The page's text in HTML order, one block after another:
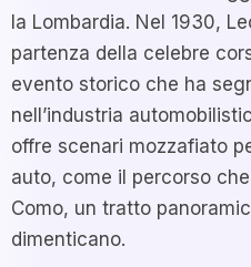
la Lombardia. Nel 1930,
partenza della celebre
evento storico che ha
nell’industria
offre scenari mozzafiato
auto, come il percorso
Como, un tratto
dimenticano.